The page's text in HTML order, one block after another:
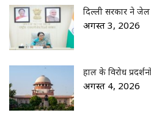
दिल्ली सरकार ने
अगस्त 3, 2026
हाल के विरोध
अगस्त 4, 2026